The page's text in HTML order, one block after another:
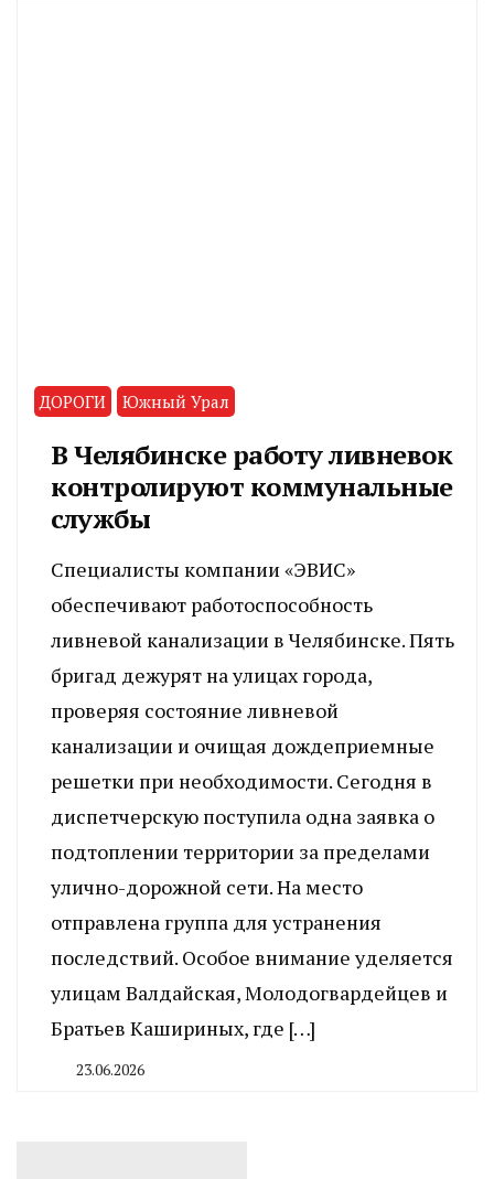
ДОРОГИ Южный Урал
В Челябинске работу ливневок
контролируют коммунальные
службы
Специалисты компании «ЭВИС»
обеспечивают работоспособность
ливневой канализации в Челябинске. Пять
бригад дежурят на улицах города,
проверяя состояние ливневой
канализации и очищая дождеприемные
решетки при необходимости. Сегодня в
диспетчерскую поступила одна заявка о
подтоплении территории за пределами
улично-дорожной сети. На место
отправлена группа для устранения
последствий. Особое внимание уделяется
улицам Валдайская, Молодогвардейцев и
Братьев Кашириных, где […]
23.06.2026